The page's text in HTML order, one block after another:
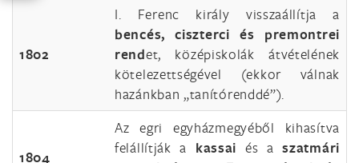
1802
I. Ferenc király visszaállítja a
bencés, ciszterci és premontrei
rendet, középiskolák átvételének
kötelezettségével (ekkor válnak
hazánkban „tanítórenddé”).
1804
Az egri egyházmegyéből kihasítva
felállítják a kassai és aszatmári